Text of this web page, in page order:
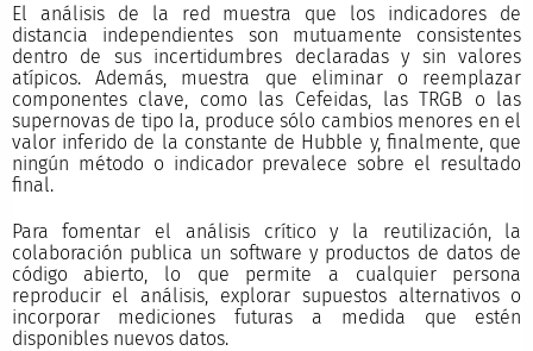
El análisis de la red muestra que los indicadores de
distancia independientes son mutuamente consistentes
dentro de sus incertidumbres declaradas y sin valores
atípicos. Además, muestra que eliminar o reemplazar
componentes clave, como las Cefeidas, las TRGB o las
supernovas de tipo Ia, produce sólo cambios menores en el
valor inferido de la constante de Hubble y, finalmente, que
ningún método o indicador prevalece sobre el resultado
final.
Para fomentar el análisis crítico y la reutilización, la
colaboración publica un software y productos de datos de
código abierto, lo que permite a cualquier persona
reproducir el análisis, explorar supuestos alternativos o
incorporar mediciones futuras a medida que estén
disponibles nuevos datos.